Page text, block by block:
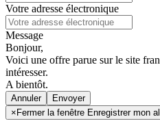
Votre adresse électronique
Message
Bonjour,
Voici une offre parue sur le site
intéresser.
A bientôt.
Annuler
× Fermer la fenêtre Enregistrer mon